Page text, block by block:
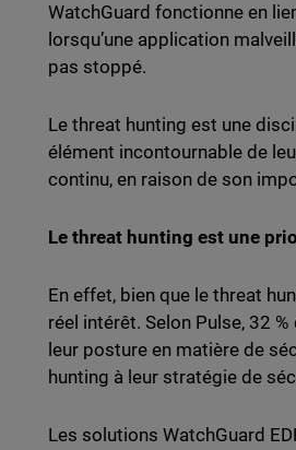
WatchGuard fonctionne en
lorsqu’une application
pas stoppé.
Le threat hunting est une
élément incontournable de
continu, en raison de son
Le threat hunting est une
En effet, bien que le threat
réel intérêt. Selon Pulse, 32
leur posture en matière de
hunting à leur stratégie de
Les solutions WatchGuard